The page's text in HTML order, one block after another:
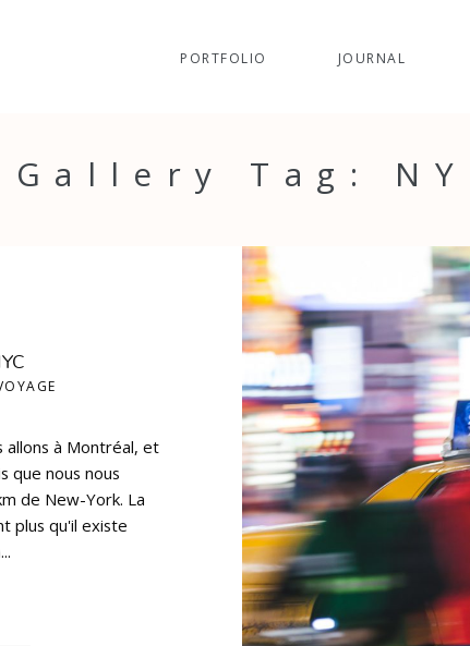
PORTFOLIO JOURNAL
Gallery Tag: NY
allons à Montréal, et
que nous nous
de New-York. La
plus qu'il existe